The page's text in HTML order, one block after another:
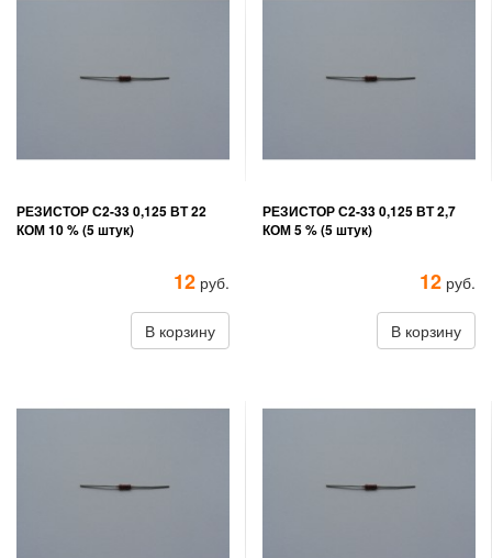
РЕЗИСТОР С2-33 0,125 ВТ 22
КОМ 10 % (5 штук)
12 руб.
В корзину
РЕЗИСТОР С2-33 0,125 ВТ 2,7
КОМ 5 % (5 штук)
12 руб.
В корзину